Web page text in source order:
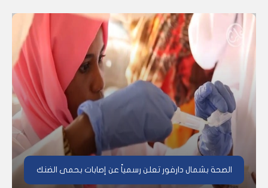
الصحة بشمال دارفور تعلن رسمياً عن إصابات بحمى الضنك